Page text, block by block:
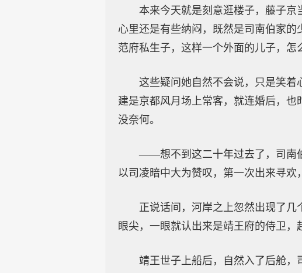
本来今天就是刻意逛楼子，藤子
心里还是有些纳闷，既然是司南伯家
范府私生子，这样一个外面的儿子，怎
这些疑问她自然不会说，只是笑
建是京都风月场上常客，就连婚后，
没奈何。
——想不到这二十年过去了，司南
以司凌暗中大为赞叹，第一次出来寻欢
正说话间，河岸之上忽然出现了
眼尖，一眼就认出来是靖王府的侍卫，
靖王世子上船后，自然入了后舱